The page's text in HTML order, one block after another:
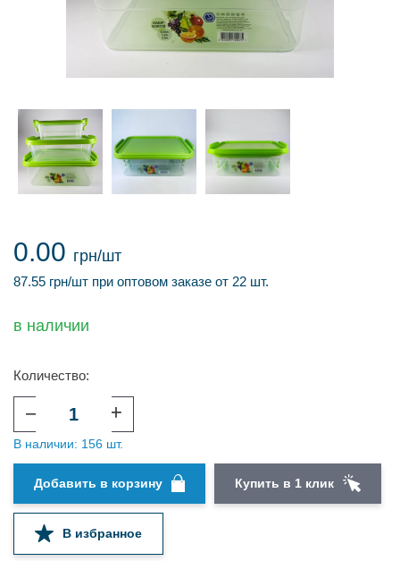
0.00 грн/шт
87.55 грн/шт при оптовом заказе от 22 шт.
в наличии
Количество:
+
–
В наличии: 156 шт.
Добавить в корзину Купить в 1 клик
В избранное